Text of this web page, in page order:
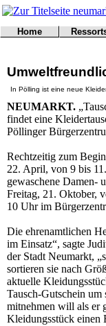
In Pölling ist eine neue
NEUMARKT.
findet eine
Pöllinger
Rechtzeitig zum
22. April, von 9 bis
gewaschene Damen-
Freitag, 21. Oktober,
10 Uhr im
Die ehrenamtlichen
im Einsatz“, sagte
der Stadt Neumarkt,
sortieren sie nach
aktuelle
Tausch-Gutschein um
mitnehmen will als er
Kleidungsstück einen
Home
Notfall
Impressum
Sport
Polizei
Wetter
Leser